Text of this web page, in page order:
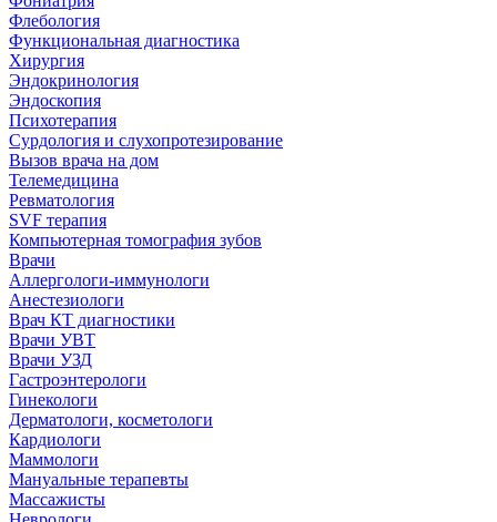
Флебология
Функциональная диагностика
Хирургия
Эндокринология
Эндоскопия
Психотерапия
Сурдология и слухопротезирование
Вызов врача на дом
Телемедицина
Ревматология
SVF терапия
Компьютерная томография зубов
Врачи
Аллергологи-иммунологи
Анестезиологи
Врач КТ диагностики
Врачи УВТ
Врачи УЗД
Гастроэнтерологи
Гинекологи
Дерматологи, косметологи
Кардиологи
Маммологи
Мануальные терапевты
Массажисты